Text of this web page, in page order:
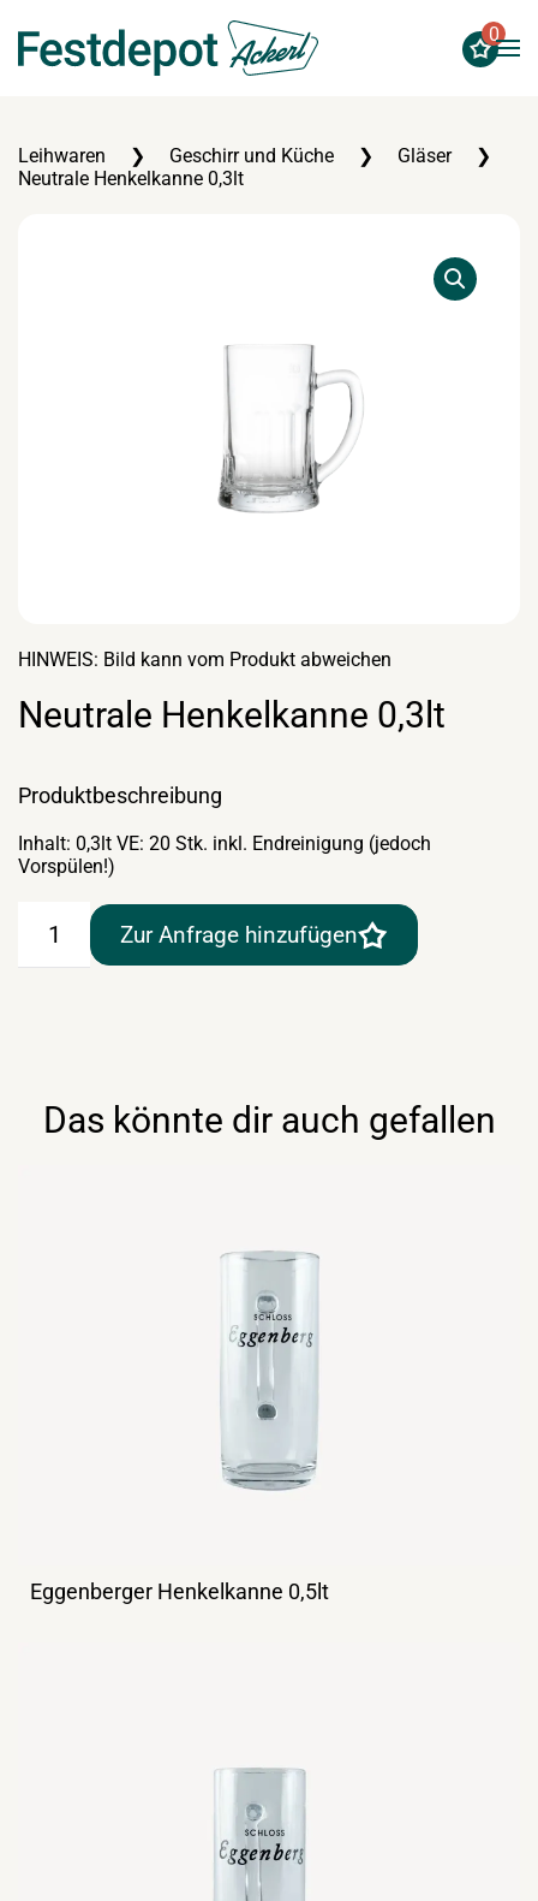
Zum Hauptinhalt springen
0
Leihwaren Geschirr und Küche
Gläser
Neutrale Henkelkanne 0,3lt
HINWEIS: Bild kann vom Produkt abweichen
Neutrale Henkelkanne 0,3lt
Produktbeschreibung
Inhalt: 0,3lt VE: 20 Stk. inkl. Endreinigung (jedoch
Vorspülen!)
HenkelkanneZur Anfrage hinzufügen
Das könnte dir auch gefallen
Eggenberger Henkelkanne 0,5lt